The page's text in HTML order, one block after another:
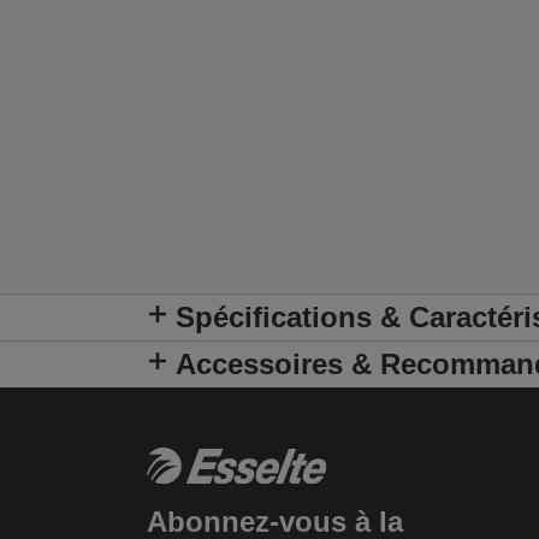
Spécifications &
Accessoires &
Abonnez-vous à la